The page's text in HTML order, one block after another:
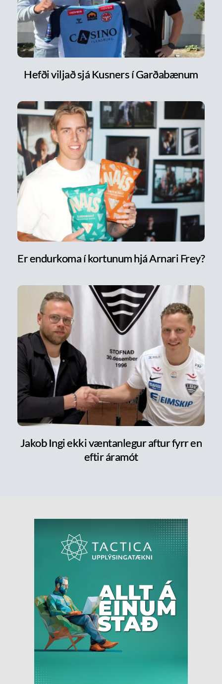
Hefði viljað sjá Kusners í Garðabænum
Er endurkoma í kortunum hjá Arnari Frey?
Jakob Ingi ekki væntanlegur aftur fyrr en
eftir áramót